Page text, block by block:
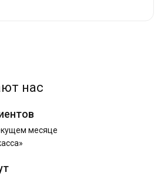
нас
месяце